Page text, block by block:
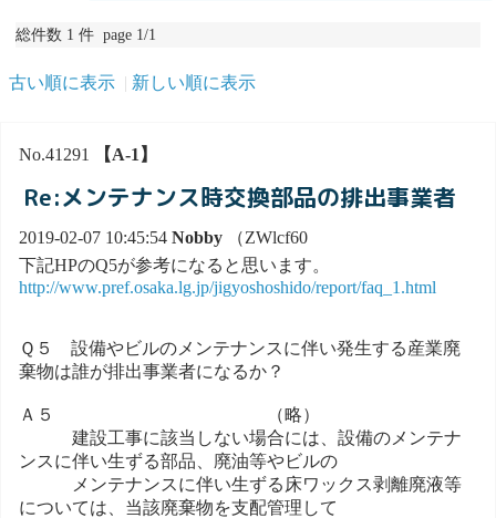
総件数 1 件 page 1/1
古い順に表示 新しい順に表示
No.41291 【A-1】
Re:メンテナンス時交換部品の排出事業者
2019-02-07 10:45:54 Nobby （ZWlcf60
下記HPのQ5が参考になると思います。
http://www.pref.osaka.lg.jp/jigyoshoshido/report/faq_1.html
Ｑ５ 設備やビルのメンテナンスに伴い発生する産業廃
棄物は誰が排出事業者になるか？
Ａ５ （略）
建設工事に該当しない場合には、設備のメンテナ
ンスに伴い生ずる部品、廃油等やビルの
メンテナンスに伴い生ずる床ワックス剥離廃液等
については、当該廃棄物を支配管理して